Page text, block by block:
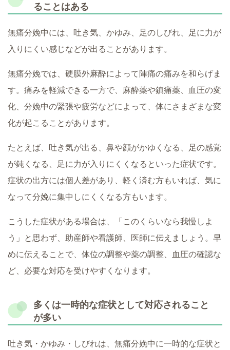
ることはある
無痛分娩中には、吐き気、かゆみ、足のしびれ、足に力が
入りにくい感じなどが出ることがあります。
無痛分娩では、硬膜外麻酔によって陣痛の痛みを和らげま
す。痛みを軽減できる一方で、麻酔薬や鎮痛薬、血圧の変
化、分娩中の緊張や疲労などによって、体にさまざまな変
化が起こることがあります。
たとえば、吐き気が出る、鼻や顔がかゆくなる、足の感覚
が鈍くなる、足に力が入りにくくなるといった症状です。
症状の出方には個人差があり、軽く済む方もいれば、気に
なって分娩に集中しにくくなる方もいます。
こうした症状がある場合は、「このくらいなら我慢しよ
う」と思わず、助産師や看護師、医師に伝えましょう。早
めに伝えることで、体位の調整や薬の調整、血圧の確認な
ど、必要な対応を受けやすくなります。
多くは一時的な症状として対応されること
が多い
吐き気・かゆみ・しびれは、無痛分娩中に一時的な症状と